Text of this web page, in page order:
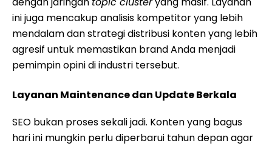
ini juga mencakup analisis kompetitor yang lebih
mendalam dan strategi distribusi konten yang lebih
agresif untuk memastikan brand Anda menjadi
pemimpin opini di industri tersebut.
Layanan Maintenance dan Update Berkala
SEO bukan proses sekali jadi. Konten yang bagus
hari ini mungkin perlu diperbarui tahun depan agar